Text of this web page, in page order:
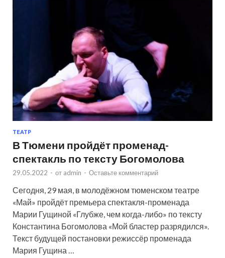
ТЕАТР
В Тюмени пройдёт променад-
спектакль по тексту Богомолова
29.05.2022 - от admin - Оставьте комментарий
Сегодня, 29 мая, в молодёжном тюменском театре
«Май» пройдёт премьера спектакля-променада
Марии Гущиной «Глубже, чем когда-либо» по тексту
Константина Богомолова «Мой бластер разрядился».
Текст будущей постановки режиссёр променада
Мария Гущина …